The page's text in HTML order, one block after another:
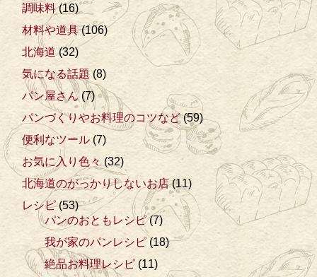
調味料(16)
材料や道具(106)
北海道(32)
気になる話題 (8)
パン屋さん (7)
パンづくりやお料理のコツなど(59)
便利なツール (7)
お気に入り色々 (32)
北海道のがっかりしないお店(11)
レシピ(53)
パンのおともレシピ(7)
我が家のパンレシピ (18)
絶品お料理レシピ (11)